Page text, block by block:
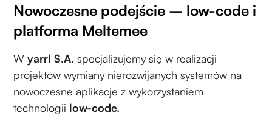
Nowoczesne podejście – low-code i
platforma Meltemee
Wyarrl S.A. specjalizujemy się w realizacji
projektów wymiany nierozwijanych systemów na
nowoczesne aplikacje z wykorzystaniem
technologii low-code.